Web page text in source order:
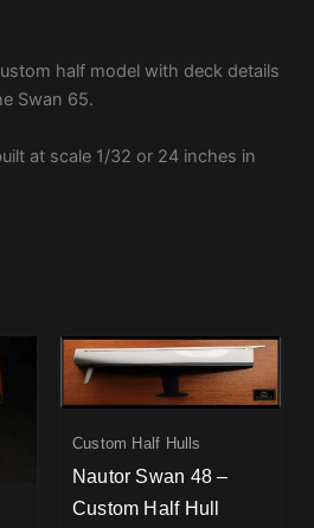
half model with deck details
Swan 65.
at scale 1/32 or 24 inches in
Custom Half Hulls
Nautor Swan 48 –
Custom Half Hull